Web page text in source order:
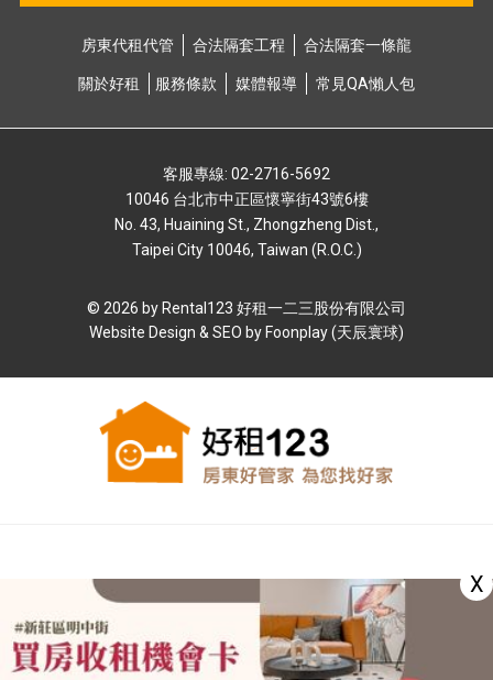
房東代租代管 合法隔套⼯程 合法隔套⼀條龍
關於好租 服務條款 媒體報導 常⾒QA懶⼈包
客服專線: 02-2716-5692
10046 台北市中正區懷寧街43號6樓
No. 43, Huaining St., Zhongzheng Dist.,
Taipei City 10046, Taiwan (R.O.C.)
© 2026 by Rental123 好租⼀⼆三股份有限公司
Website Design & SEO by Foonplay (天辰寰球)
X